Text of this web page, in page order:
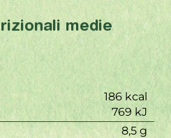
medie
186 kcal
769 kJ
8,5 g